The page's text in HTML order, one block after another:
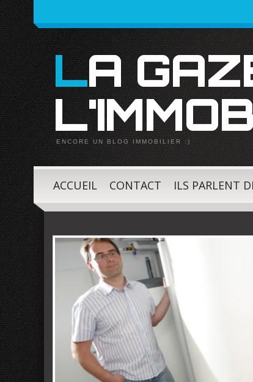
LA GAZETTE DE
ENCORE UN BLOG IMMOBILIER :)
ACCUEIL CONTACT ILS PARLENT